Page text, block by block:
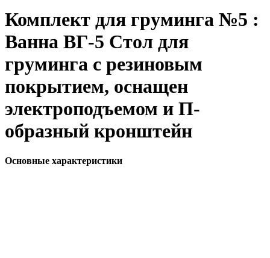
Комплект для груминга №5 :
Ванна ВГ-5 Стол для
груминга с резиновым
покрытием, оснащен
электроподъемом и П-
образный кронштейн
Основные характеристики